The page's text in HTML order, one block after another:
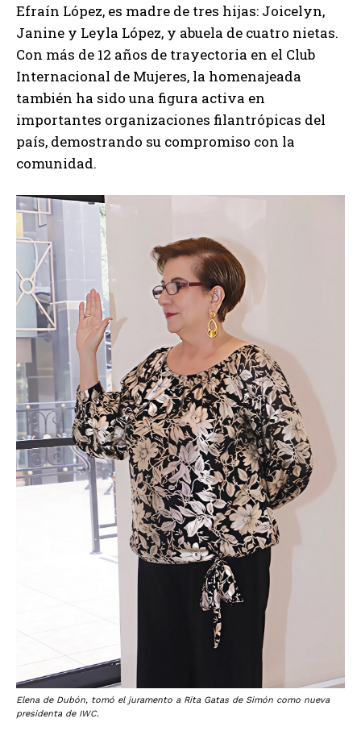
Efraín López, es madre de tres hijas: Joicelyn,
Janine y Leyla López, y abuela de cuatro nietas.
Con más de 12 años de trayectoria en el Club
Internacional de Mujeres, la homenajeada
también ha sido una figura activa en
importantes organizaciones filantrópicas del
país, demostrando su compromiso con la
comunidad.
Elena de Dubón, tomó el juramento a Rita Gatas de Simón como nueva
presidenta de IWC.